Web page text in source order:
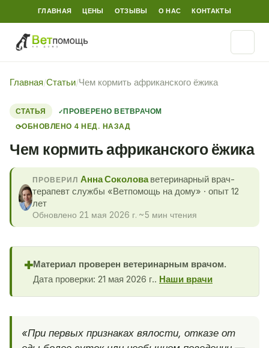
ГЛАВНАЯ ЦЕНЫ ОТЗЫВЫ О НАС КОНТАКТЫ
Главная/Статьи/Чем кормить африканского ёжика
СТАТЬЯ
ПРОВЕРЕНО ВЕТВРАЧОМ
⟳ОБНОВЛЕНО 4 НЕД. НАЗАД
Чем кормить африканского ёжика
ПРОВЕРИЛ Анна Соколоваветеринарный врач-
терапевт службы «Ветпомощь на дому» · опыт 12
лет
Обновлено 21 мая 2026 г. ~5 мин чтения
✚Материал проверен ветеринарным врачом.
Дата проверки: 21 мая 2026 г.. Наши врачи
«При первых признаках вялости, отказе от